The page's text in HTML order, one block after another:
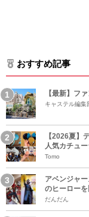
おすすめ記事
【最新】フ
キャステル編集
【2026夏】
人気カチュ
Tomo
アベンジャ
のヒーローを
だんだん